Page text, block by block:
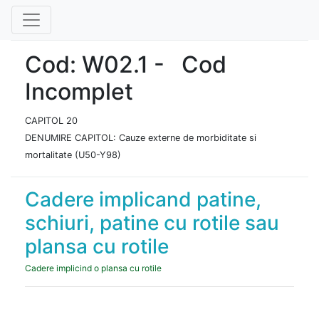
Cod: W02.1 - Cod
Incomplet
CAPITOL 20
DENUMIRE CAPITOL: Cauze externe de morbiditate si
mortalitate (U50-Y98)
Cadere implicand patine,
schiuri, patine cu rotile sau
plansa cu rotile
Cadere implicind o plansa cu rotile